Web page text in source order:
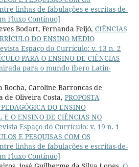
linhas de fabulações e escritas-de-
Fluxo Contínuo]
Bodart, Fernanda Feijó, CIÊNCIAS
DO ENSINO MÉDIO
Espaço do Currículo: v. 13 n. 2
PARA O ENSINO DE CIÊNCIAS
para o mundo Ibero Latin-
Rocha, Caroline Barroncas de
de Oliveira Costa, PROPOSTA
DO ENSINO
E O ENSINO DE CIÊNCIAS NO
Espaço do Currículo: v. 19 n. 1
E PESQUISAS COM OS
linhas de fabulações e escritas-de-
Fluxo Contínuo]